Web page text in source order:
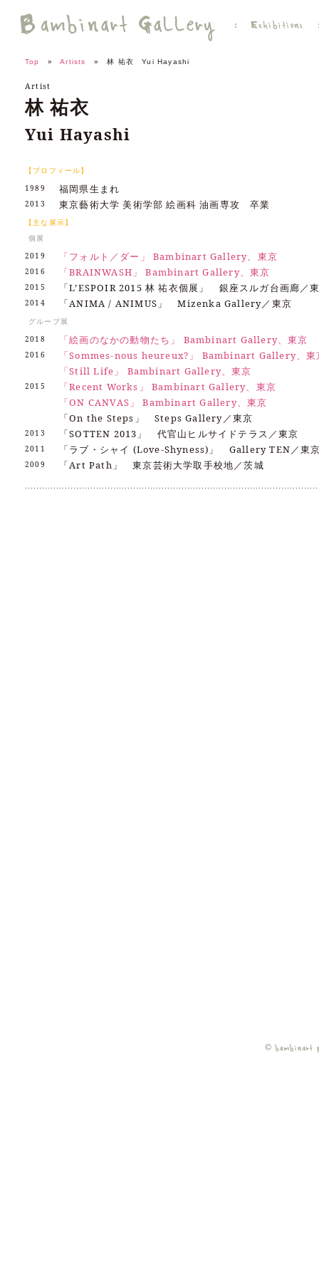
Top »Artists » 林 祐衣 Yui Hayashi
Artist
林 祐衣
Yui Hayashi
【プロフィール】
1989 福岡県生まれ
2013 東京藝術大学 美術学部 絵画科 油画専攻 卒業
【主な展示】
個展
2019 「フォルト／ダー」 Bambinart Gallery、東京
2016 「BRAINWASH」 Bambinart Gallery、東京
2015 「L’ESPOIR 2015 林 祐衣個展」 銀座スルガ台画廊／
2014 「ANIMA / ANIMUS」 Mizenka Gallery／東京
グループ展
2018 「絵画のなかの動物たち」 Bambinart Gallery、東京
2016
「Sommes-nous heureux?」 Bambinart Gallery、東
「Still Life」 Bambinart Gallery、東京
2015
「Recent Works」 Bambinart Gallery、東京
「ON CANVAS」 Bambinart Gallery、東京
「On the Steps」 Steps Gallery／東京
2013 「SOTTEN 2013」 代官山ヒルサイドテラス／東京
2011 「ラブ・シャイ (Love-Shyness)」 Gallery TEN／東
2009 「Art Path」 東京芸術大学取手校地／茨城